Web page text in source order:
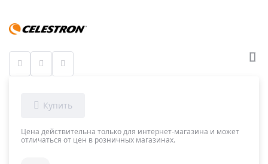
Цена действительна только для интернет-магазина и может
отличаться от цен в розничных магазинах.